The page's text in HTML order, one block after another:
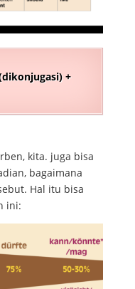
+
kita. juga bisa
bagaimana
Hal itu bisa
ini: